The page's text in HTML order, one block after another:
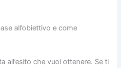
all’obiettivo e come
all’esito che vuoi ottenere. Se ti